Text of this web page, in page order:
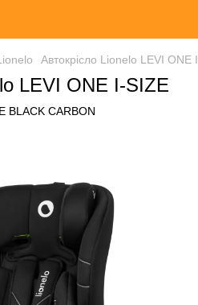
Автокрісло Lionelo LEVI ONE
LEVI ONE I-SIZE
BLACK CARBON